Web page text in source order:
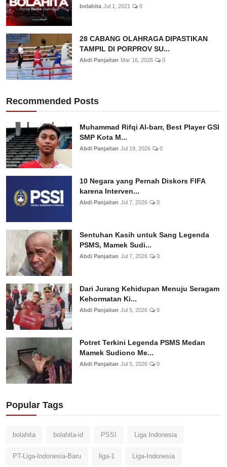
bolahita Jul 1, 2021 0
28 CABANG OLAHRAGA DIPASTIKAN
TAMPIL DI PORPROV SU...
Abdi Panjaitan Mar 16, 2026 0
Recommended Posts
Muhammad Rifqi Al-barr, Best Player GSI
SMP Kota M...
Abdi Panjaitan Jul 19, 2026 0
10 Negara yang Pernah Diskors FIFA
karena Interven...
Abdi Panjaitan Jul 7, 2026 0
Sentuhan Kasih untuk Sang Legenda
PSMS, Mamek Sudi...
Abdi Panjaitan Jul 7, 2026 0
Dari Jurang Kehidupan Menuju Seragam
Kehormatan Ki...
Abdi Panjaitan Jul 5, 2026 0
Potret Terkini Legenda PSMS Medan
Mamek Sudiono Me...
Abdi Panjaitan Jul 5, 2026 0
Popular Tags
bolahita bolahita-id PSSI Liga Indonesia
PT-Liga-Indonesia-Baru liga-1 Liga-Indonesia